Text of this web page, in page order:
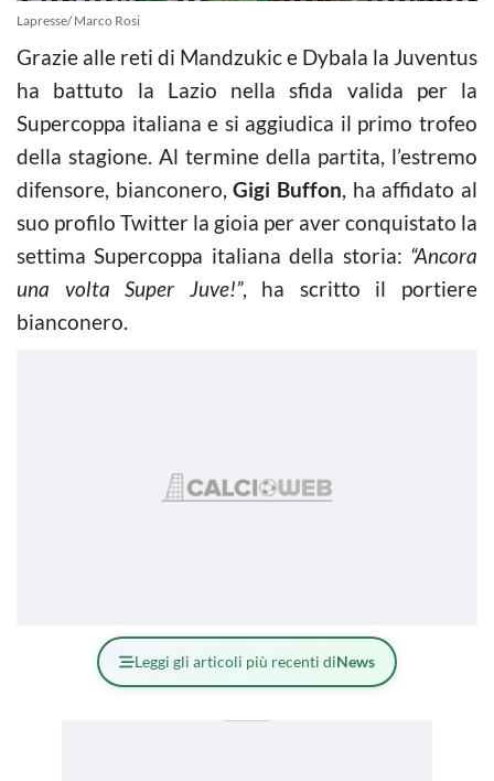
Lapresse/ Marco Rosi
Grazie alle reti di Mandzukic e Dybala la Juventus
ha battuto la Lazio nella sfida valida per la
Supercoppa italiana e si aggiudica il primo trofeo
della stagione. Al termine della partita, l’estremo
difensore, bianconero, Gigi Buffon, ha affidato al
suo profilo Twitter la gioia per aver conquistato la
settima Supercoppa italiana della storia: “Ancora
una volta Super Juve!”, ha scritto il portiere
bianconero.
Leggi gli articoli più recenti diNews